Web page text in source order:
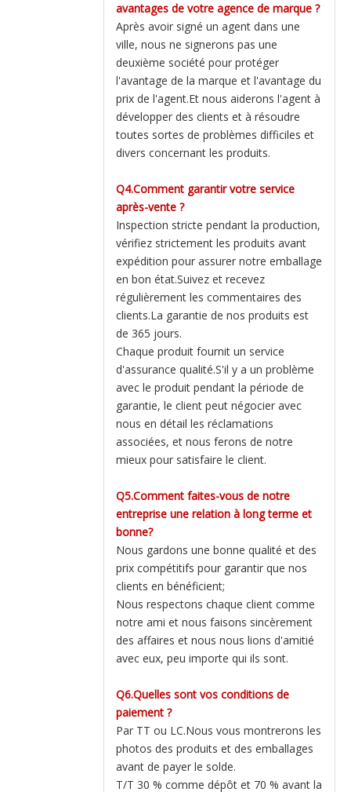
avantages de votre agence de marque ?
Après avoir signé un agent dans une
ville, nous ne signerons pas une
deuxième société pour protéger
l'avantage de la marque et l'avantage du
prix de l'agent.Et nous aiderons l'agent à
développer des clients et à résoudre
toutes sortes de problèmes difficiles et
divers concernant les produits.
Q4.Comment garantir votre service
après-vente ?
Inspection stricte pendant la production,
vérifiez strictement les produits avant
expédition pour assurer notre emballage
en bon état.Suivez et recevez
régulièrement les commentaires des
clients.La garantie de nos produits est
de 365 jours.
Chaque produit fournit un service
d'assurance qualité.S'il y a un problème
avec le produit pendant la période de
garantie, le client peut négocier avec
nous en détail les réclamations
associées, et nous ferons de notre
mieux pour satisfaire le client.
Q5.Comment faites-vous de notre
entreprise une relation à long terme et
bonne?
Nous gardons une bonne qualité et des
prix compétitifs pour garantir que nos
clients en bénéficient;
Nous respectons chaque client comme
notre ami et nous faisons sincèrement
des affaires et nous nous lions d'amitié
avec eux, peu importe qui ils sont.
Q6.Quelles sont vos conditions de
paiement ?
Par TT ou LC.Nous vous montrerons les
photos des produits et des emballages
avant de payer le solde.
T/T 30 % comme dépôt et 70 % avant la